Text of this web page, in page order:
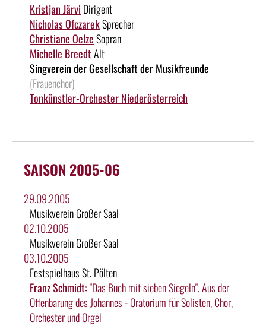
Kristjan Järvi Dirigent
Nicholas OfczarekSprecher
Christiane OelzeSopran
Michelle BreedtAlt
Singverein der Gesellschaft der Musikfreunde
(Frauenchor)
Tonkünstler-Orchester Niederösterreich
SAISON 2005-06
29.09.2005
Musikverein Großer Saal
02.10.2005
Musikverein Großer Saal
03.10.2005
Festspielhaus St. Pölten
Franz Schmidt:"Das Buch mit sieben Siegeln". Aus der
Offenbarung des Johannes - Oratorium für Solisten, Chor,
Orchester und Orgel